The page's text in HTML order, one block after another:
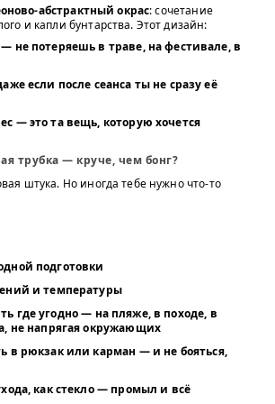
абстрактный окрас: сочетание
и капли бунтарства. Этот дизайн:
не потеряешь в траве, на фестивале, в
если после сеанса ты не сразу её
— это та вещь, которую хочется
трубка — круче, чем бонг?
штука. Но иногда тебе нужно что-то
подготовки
и температуры
где угодно— на пляже, в походе, в
не напрягая окружающих
в рюкзак или карман — и не бояться,
как стекло— промыл и всё